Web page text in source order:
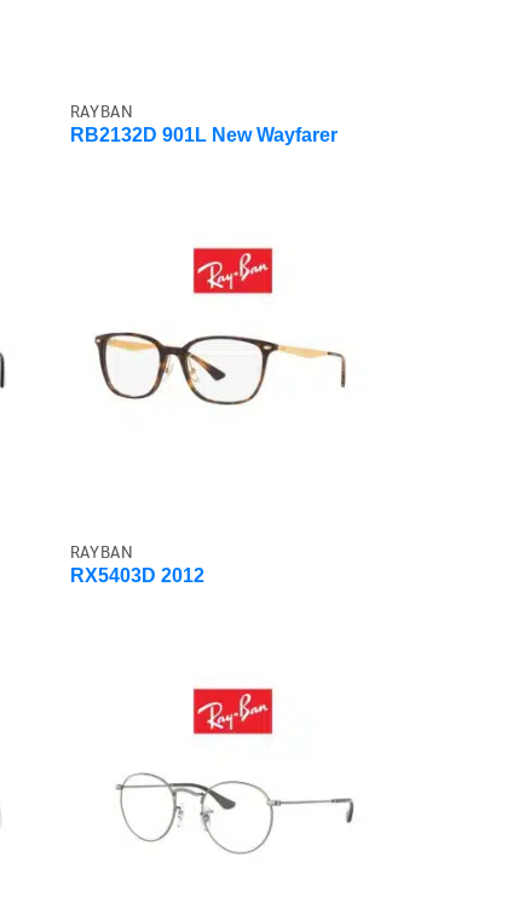
RAYBAN
RB2132D 901L New Wayfarer
RAYBAN
RX5403D 2012